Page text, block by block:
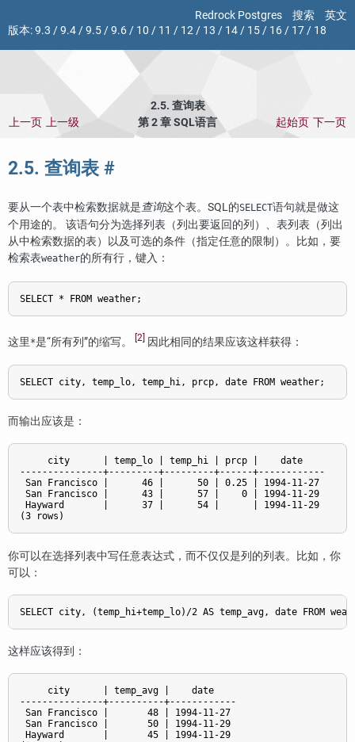
Redrock Postgres 搜索
英文
版本:9.3 /9.4/9.5/9.6/ 10 / 11 / 12/ 13 / 14/ 15/ 16/ 17/ 18
2.5. 查询表
上一页 上一级 第 2 章 SQL语言 起始页 下一页
2.5. 查询表 #
要从一个表中检索数据就是查询这个表。 SQL的SELECT语句就是做这
个用途的。 该语句分为选择列表（列出要返回的列）、表列表（列出
从中检索数据的表）以及可选的条件（指定任意的限制）。比如，要
检索表weather的所有行，键入：
这里 *是“所有列”的缩写。 [2] 因此相同的结果应该这样获得：
而输出应该是：
     city      | temp_lo | temp_hi | prcp |    date
---------------+---------+---------+------+------------
San Francisco |      46 |      50 | 0.25 | 1994-11-27
San Francisco |      43 |      57 |    0 | 1994-11-29
Hayward       |      37 |      54 |      | 1994-11-29
你可以在选择列表中写任意表达式，而不仅仅是列的列表。比如，你
可以：
这样应该得到：
     city      | temp_avg |    date
---------------+----------+------------
San Francisco |       48 | 1994-11-27
San Francisco |       50 | 1994-11-29
Hayward       |       45 | 1994-11-29